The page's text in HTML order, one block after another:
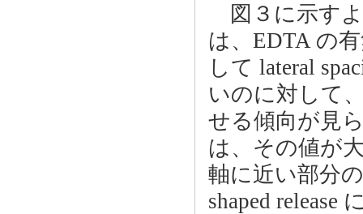
図３に示すよ
は、EDTA の
して lateral
いのに対して
せる傾向が見
は、その値が
軸に近い部分
shaped